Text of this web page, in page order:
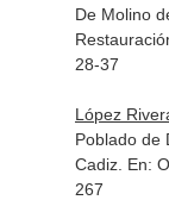
De Molino
28-37
López
Poblado de
Cadiz. En:
267